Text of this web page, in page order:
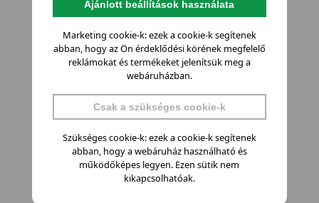
Ajánlott beállítások használata
Marketing cookie-k: ezek a cookie-k segítenek
abban, hogy az Ön érdeklődési körének megfelelő
reklámokat és termékeket jelenítsük meg a
webáruházban.
Csak a szükséges cookie-k
Szükséges cookie-k: ezek a cookie-k segítenek
abban, hogy a webáruház használható és
működőképes legyen. Ezen sütik nem
kikapcsolhatóak.